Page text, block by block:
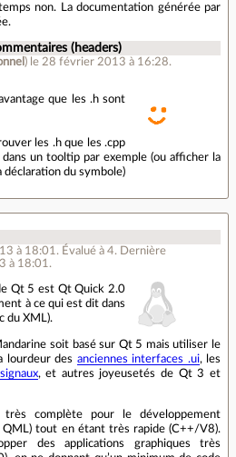
non. La documentation générée par
(headers)
) le 28 février 2013 à 16:28.
que les .h sont
les .h que les .cpp
un tooltip par exemple (ou afficher la
déclaration du symbole)
à 18:01 . Évalué à 4. Dernière
à 18:01.
Qt 5 est Qt Quick 2.0
à ce qui est dit dans
du XML).
soit basé sur Qt 5 mais utiliser le
lourdeur des anciennes interfaces .ui, les
, et autres joyeusetés de Qt 3 et
complète pour le développement
QML) tout en étant très rapide (C++/V8).
des applications graphiques très